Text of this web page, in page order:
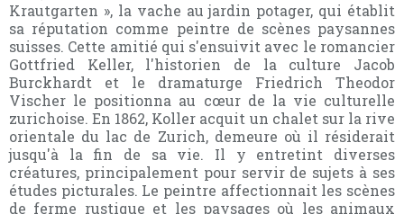
Krautgarten », la vache au jardin potager, qui établit
sa réputation comme peintre de scènes paysannes
suisses. Cette amitié qui s'ensuivit avec le romancier
Gottfried Keller, l'historien de la culture Jacob
Burckhardt et le dramaturge Friedrich Theodor
Vischer le positionna au cœur de la vie culturelle
zurichoise. En 1862, Koller acquit un chalet sur la rive
orientale du lac de Zurich, demeure où il résiderait
jusqu'à la fin de sa vie. Il y entretint diverses
créatures, principalement pour servir de sujets à ses
études picturales. Le peintre affectionnait les scènes
de ferme rustique et les paysages où les animaux